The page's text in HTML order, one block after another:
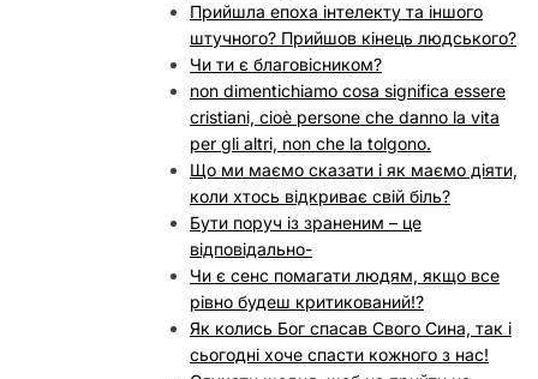
Прийшла епоха інтелекту та іншого
штучного? Прийшов кінець людського?
Чи ти є благовісником?
non dimentichiamo cosa significa essere
cristiani, cioè persone che danno la vita
per gli altri, non che la tolgono.
Що ми маємо сказати і як маємо діяти,
коли хтось відкриває свій біль?
Бути поруч із зраненим – це
відповідально-
Чи є сенс помагати людям, якщо все
рівно будеш критикований!?
Як колись Бог спасав Свого Сина, так і
сьогодні хоче спасти кожного з нас!